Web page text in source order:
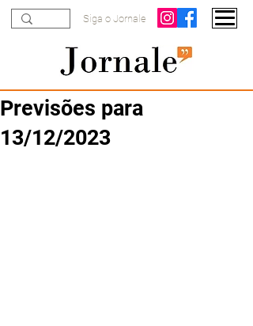
Siga o Jornale
Previsões para
13/12/2023